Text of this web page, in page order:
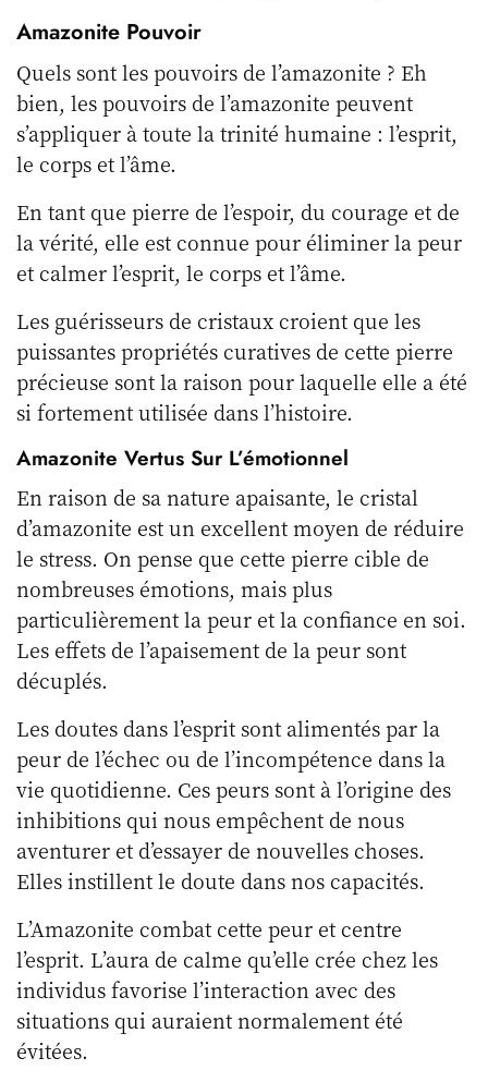
Amazonite Pouvoir
Quels sont les pouvoirs de l’amazonite ? Eh
bien, les pouvoirs de l’amazonite peuvent
s’appliquer à toute la trinité humaine : l’esprit,
le corps et l’âme.
En tant que pierre de l’espoir, du courage et de
la vérité, elle est connue pour éliminer la peur
et calmer l’esprit, le corps et l’âme.
Les guérisseurs de cristaux croient que les
puissantes propriétés curatives de cette pierre
précieuse sont la raison pour laquelle elle a été
si fortement utilisée dans l’histoire.
Amazonite Vertus Sur L’émotionnel
En raison de sa nature apaisante, le cristal
d’amazonite est un excellent moyen de réduire
le stress. On pense que cette pierre cible de
nombreuses émotions, mais plus
particulièrement la peur et la confiance en soi.
Les effets de l’apaisement de la peur sont
décuplés.
Les doutes dans l’esprit sont alimentés par la
peur de l’échec ou de l’incompétence dans la
vie quotidienne. Ces peurs sont à l’origine des
inhibitions qui nous empêchent de nous
aventurer et d’essayer de nouvelles choses.
Elles instillent le doute dans nos capacités.
L’Amazonite combat cette peur et centre
l’esprit. L’aura de calme qu’elle crée chez les
individus favorise l’interaction avec des
situations qui auraient normalement été
évitées.